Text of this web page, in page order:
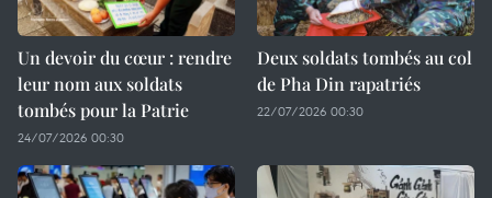
Un devoir du cœur : rendre
leur nom aux soldats
tombés pour la Patrie
24/07/2026 00:30
Deux soldats tombés au col
de Pha Din rapatriés
22/07/2026 00:30